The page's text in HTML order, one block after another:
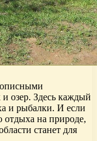
озер. Здесь каждый
и рыбалки. И если
отдыха на природе,
станет для